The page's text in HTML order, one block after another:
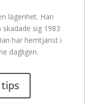
lägenhet. Han
sig 1983
har hemtjänst i
dagligen.